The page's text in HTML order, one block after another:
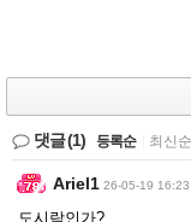
댓글(1) 등록순 최신순
Ariel1 26-05-19 16:23
도시락인가?